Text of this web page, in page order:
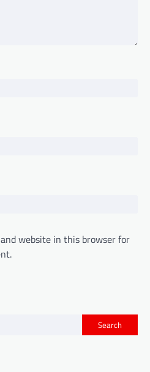
website in this browser for
Search